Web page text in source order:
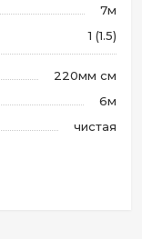
7м
1 (1.5)
220мм см
6м
чистая